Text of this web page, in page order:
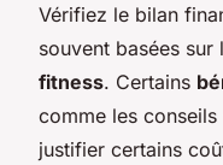
Vérifiez le bilan
souvent basées sur
fitness. Certains
comme les
justifier certains